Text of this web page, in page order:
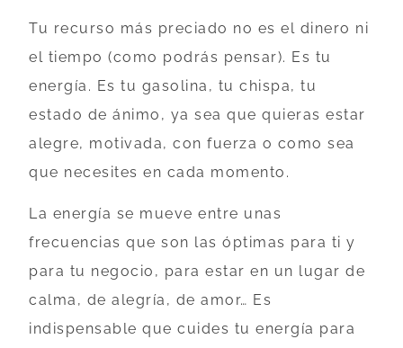
Tu recurso más preciado no es el dinero ni
el tiempo (como podrás pensar). Es tu
energía. Es tu gasolina, tu chispa, tu
estado de ánimo, ya sea que quieras estar
alegre, motivada, con fuerza o como sea
que necesites en cada momento.
La energía se mueve entre unas
frecuencias que son las óptimas para ti y
para tu negocio, para estar en un lugar de
calma, de alegría, de amor… Es
indispensable que cuides tu energía para